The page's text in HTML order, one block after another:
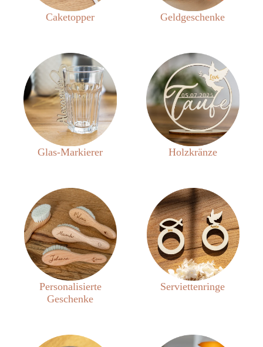
Caketopper Geldgeschenke
Glas-Markierer Holzkränze
Personalisierte
Geschenke
Serviettenringe